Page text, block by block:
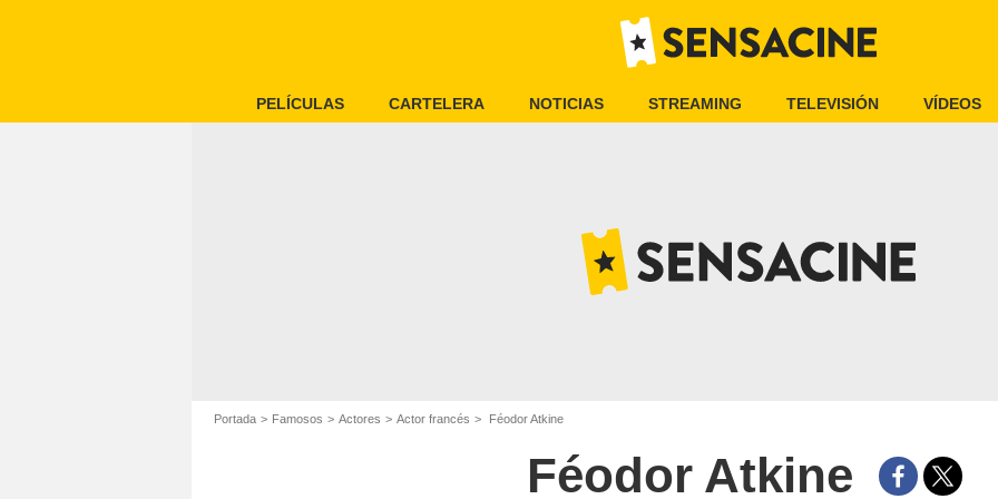
PELÍCULAS CARTELERA NOTICIAS STREAMING TELEVISIÓN VÍDEOS
Portada Famosos Actores Actor francés Féodor Atkine
Féodor Atkine